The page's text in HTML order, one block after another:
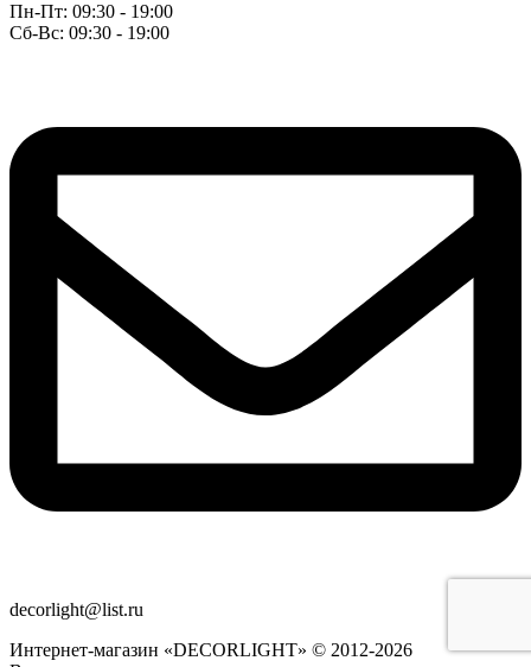
Пн-Пт: 09:30 - 19:00
Сб-Вс: 09:30 - 19:00
decorlight@list.ru
Интернет-магазин «DECORLIGHT» © 2012-2026